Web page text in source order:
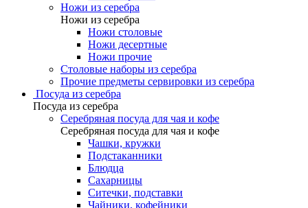
Ножи из серебра
Ножи из серебра
Ножи столовые
Ножи десертные
Ножи прочие
Столовые наборы из серебра
Прочие предметы сервировки из серебра
Посуда из серебра
Посуда из серебра
Серебряная посуда для чая и кофе
Серебряная посуда для чая и кофе
Чашки, кружки
Подстаканники
Блюдца
Сахарницы
Ситечки, подставки
Чайники, кофейники